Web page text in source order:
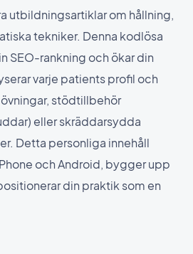
utbildningsartiklar om hållning,
tekniker. Denna kodlösa
SEO-rankning och ökar din
varje patients profil och
stödtillbehör
eller skräddarsydda
Detta personliga innehåll
och Android, bygger upp
din praktik som en